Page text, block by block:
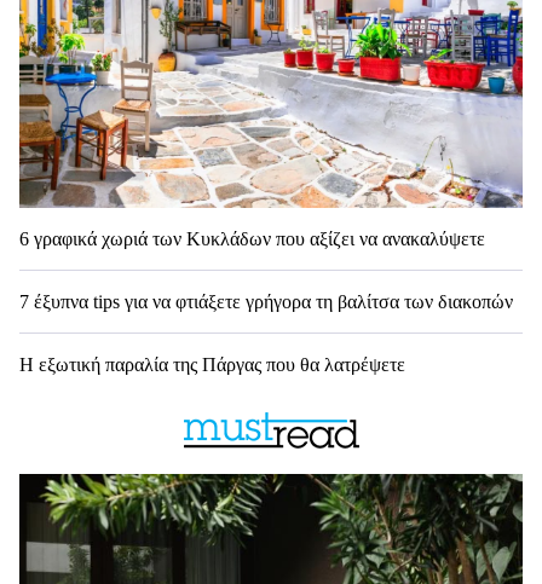
6 γραφικά χωριά των Κυκλάδων που αξίζει να ανακαλύψετε
7 έξυπνα tips για να φτιάξετε γρήγορα τη βαλίτσα των διακοπών
Η εξωτική παραλία της Πάργας που θα λατρέψετε